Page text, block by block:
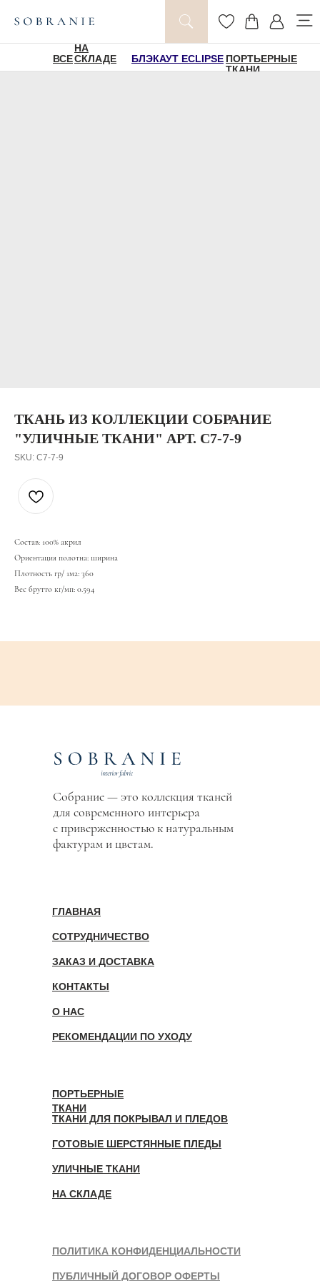
ВСЕ
НА
СКЛАДЕ
БЛЭКАУТ ECLIPSE ПОРТЬЕРНЫЕ
ТКАНИ
ТКАНЬ ИЗ КОЛЛЕКЦИИ СОБРАНИЕ
"УЛИЧНЫЕ ТКАНИ" АРТ. С7-7-9
SKU: С7-7-9
Состав: 100% акрил
Ориентация полотна: ширина
Плотность гр/ 1м2: 360
Вес брутто кг/мп: 0.594
Собрание — это коллекция тканей
для современного интерьера
с приверженностью к натуральным
фактурам и цветам.
ГЛАВНАЯ
СОТРУДНИЧЕСТВО
ЗАКАЗ И ДОСТАВКА
КОНТАКТЫ
О НАС
ПОЛИТИКА КОНФИДЕНЦИАЛЬНОСТИ
ПОРТЬЕРНЫЕ
ТКАНИ
ТКАНИ ДЛЯ ПОКРЫВАЛ И ПЛЕДОВ
ГОТОВЫЕ ШЕРСТЯННЫЕ ПЛЕДЫ
УЛИЧНЫЕ ТКАНИ
НА СКЛАДЕ
РЕКОМЕНДАЦИИ ПО УХОДУ
ПУБЛИЧНЫЙ ДОГОВОР ОФЕРТЫ